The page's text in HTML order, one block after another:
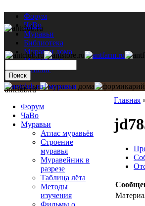
Форум
ЧаВо
Муравьи
Библиотека
Муравьи дома
Мастерская
Каталог
Главная
antclub.ru
Форум
ЧаВо
Муравьи
Атлас муравьёв
Строение
муравья
Муравейник в
разрезе
Таблица лёта
Методы
изучения
Фильмы о